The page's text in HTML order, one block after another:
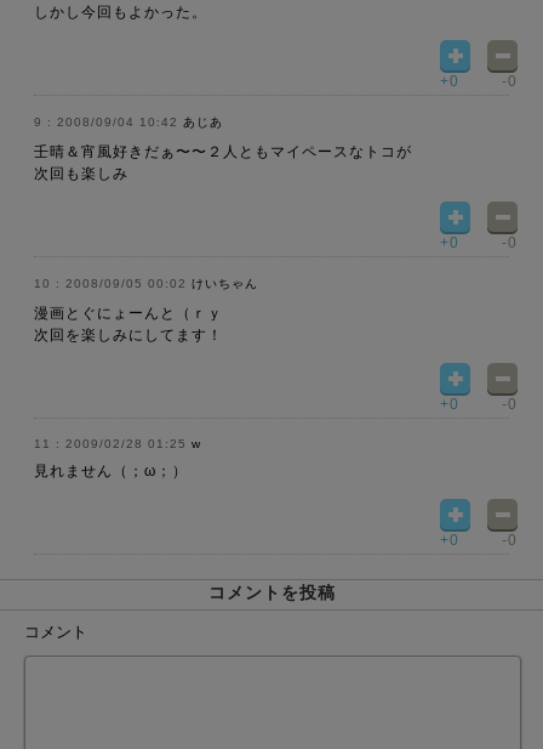
しかし今回もよかった。
+0 -0
2008/09/04 10:42 あじあ
壬晴＆宵風好きだぁ〜〜２人ともマイペースなトコが
次回も楽しみ
+0 -0
2008/09/05 00:02 けいちゃん
漫画とぐにょーんと（ｒｙ
次回を楽しみにしてます！
+0 -0
2009/02/28 01:25 w
見れません（；ω；）
+0 -0
コメントを投稿
コメント